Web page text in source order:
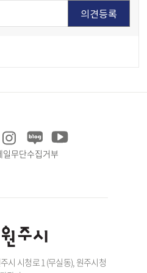
일무단수집거부
시 시청로 1 (무실동), 원주시청